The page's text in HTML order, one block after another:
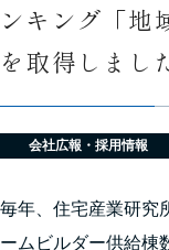
ンキング「地
を取得しまし
会社広報・採用情報
毎年、住宅産業研究
ームビルダー供給棟